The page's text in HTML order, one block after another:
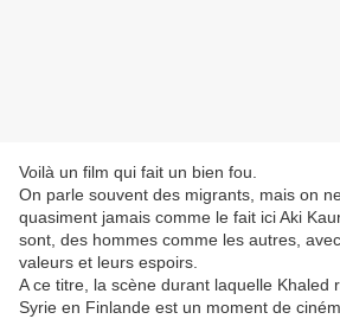
Voilà un film qui fait un bien fou.
On parle souvent des migrants, mais on
quasiment jamais comme le fait ici Aki
sont, des hommes comme les autres,
valeurs et leurs espoirs.
A ce titre, la scène durant laquelle Khaled
Syrie en Finlande est un moment de